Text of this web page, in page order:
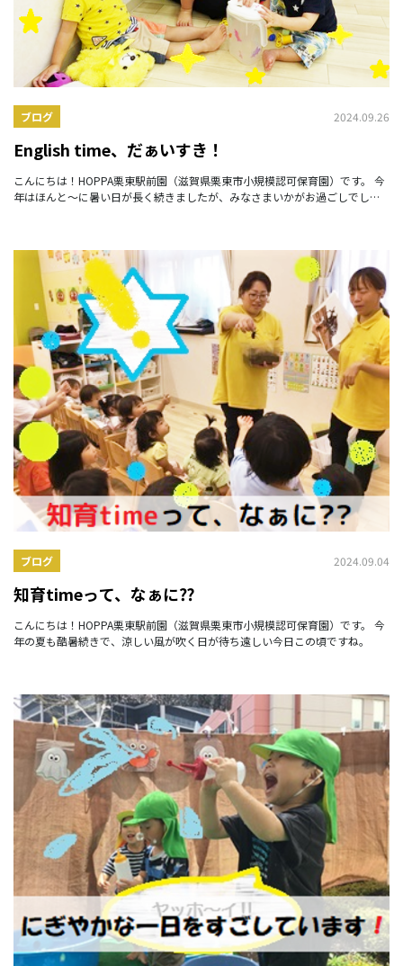
ブログ 2024.09.26
English time、だぁいすき！
こんにちは！HOPPA栗東駅前園（滋賀県栗東市小規模認可保育園）です。 今
年はほんと～に暑い日が長く続きましたが、みなさまいかがお過ごしでしょ
ブログ 2024.09.04
知育timeって、なぁに⁇
こんにちは！HOPPA栗東駅前園（滋賀県栗東市小規模認可保育園）です。 今
年の夏も酷暑続きで、涼しい風が吹く日が待ち遠しい今日この頃ですね。